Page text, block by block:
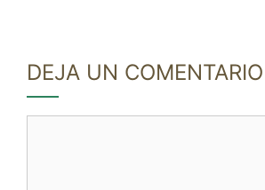
DEJA UN COMENTARIO